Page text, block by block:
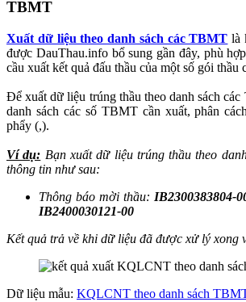
TBMT
Xuất dữ liệu theo danh sách các TBMT là
được DauThau.info bổ sung gần đây, phù
cầu xuất kết quả đấu thầu của một số gói thầu
Để xuất dữ liệu trúng thầu theo danh sách
danh sách các số TBMT cần xuất, phân
phẩy (,).
Ví dụ: Bạn xuất dữ liệu trúng thầu theo
thông tin như sau:
Thông báo mời thầu: IB2300383804-
IB2400030121-00
Kết quả trả về khi dữ liệu đã được xử lý xong
Dữ liệu mẫu: KQLCNT theo danh sách